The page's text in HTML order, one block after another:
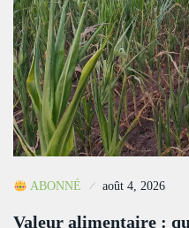
ABONNÉ août 4, 2026
Valeur alimentaire :